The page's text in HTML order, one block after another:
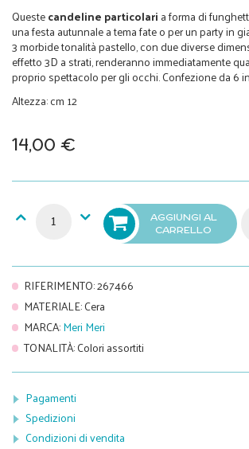
Questecandeline particolari a forma di
una festa autunnale a tema fate o per un party in
3 morbide tonalità pastello, con due diverse
effetto 3D a strati, renderanno immediatamente
proprio spettacolo per gli occhi. Confezione da 6
Altezza: cm 12
14,00 €
AGGIUNGI AL
CARRELLO
RIFERIMENTO:267466
MATERIALE:Cera
MARCA:Meri Meri
TONALITÀ:Colori assortiti
Pagamenti
Spedizioni
Condizioni di vendita